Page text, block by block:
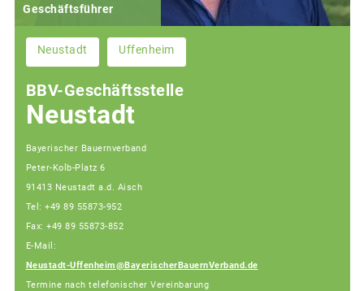
Geschäftsführer
Neustadt Uffenheim
BBV-Geschäftsstelle
Neustadt
Bayerischer Bauernverband
Peter-Kolb-Platz 6
91413 Neustadt a.d. Aisch
Tel: +49 89 55873-952
Fax: +49 89 55873-852
E-Mail:
Neustadt-Uffenheim@BayerischerBauernVerband.de
Termine nach telefonischer Vereinbarung